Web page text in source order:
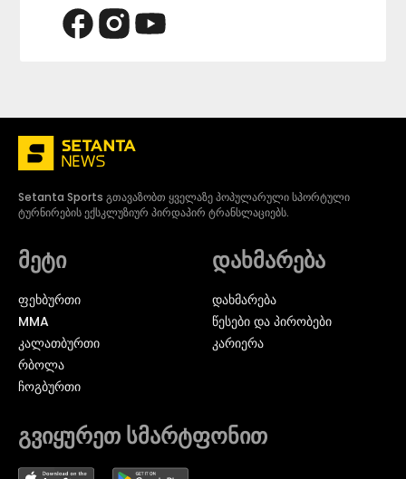
Setanta Sports გთავაზობთ ყველაზე პოპულარული სპორტული
ტურნირების ექსკლუზიურ პირდაპირ ტრანსლაციებს.
მეტი
ᲤᲔᲮᲑᲣᲠᲗᲘ
MMA
ᲙᲐᲚᲐᲗᲑᲣᲠᲗᲘ
ᲠᲑᲝᲚᲐ
ᲩᲝᲒᲑᲣᲠᲗᲘ
დახმარება
დახმარება
წესები და პირობები
კარიერა
გვიყურეთ სმარტფონით